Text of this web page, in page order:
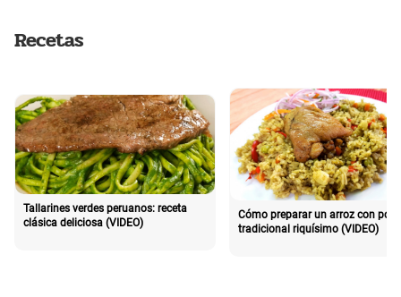
Recetas
Tallarines verdes peruanos: receta
clásica deliciosa (VIDEO)
Cómo preparar un arroz con pollo
tradicional riquísimo (VIDEO)